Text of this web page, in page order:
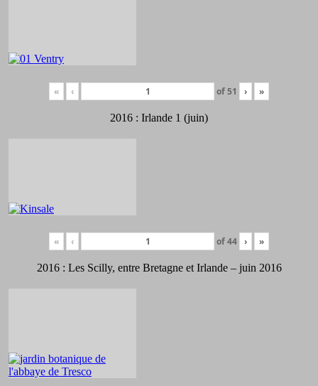
« ‹ of51 › »
2016 : Irlande 1 (juin)
« ‹ of44 › »
2016 : Les Scilly, entre Bretagne et Irlande – juin 2016